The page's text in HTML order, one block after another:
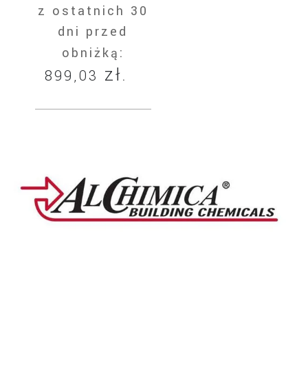
899,03 zł.
z ostatnich 30
dni przed
obniżką:
899,03 zł.